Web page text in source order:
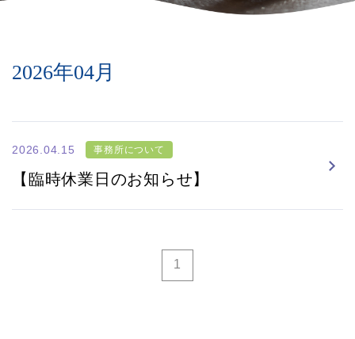
2026年04月
2026.04.15 事務所について
【臨時休業日のお知らせ】
1